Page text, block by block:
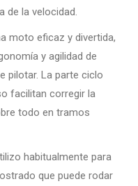
de la velocidad.
moto eficaz y divertida,
y agilidad de
pilotar. La parte ciclo
facilitan corregir la
todo en tramos
habitualmente para
que puede rodar